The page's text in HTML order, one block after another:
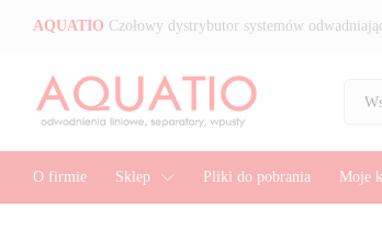
AQUATIO Czołowy dystrybutor systemów
O firmie Sklep Pliki do pobrania Moje